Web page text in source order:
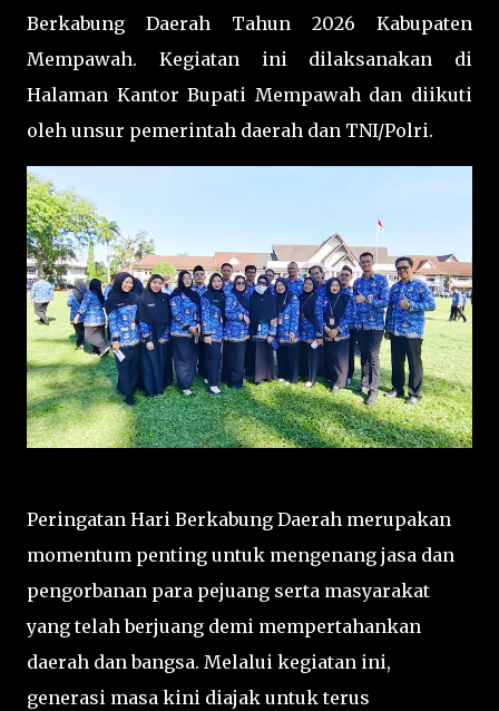
Berkabung Daerah Tahun 2026 Kabupaten
Mempawah. Kegiatan ini dilaksanakan di
Halaman Kantor Bupati Mempawah dan diikuti
oleh unsur pemerintah daerah dan TNI/Polri.
Peringatan Hari Berkabung Daerah merupakan
momentum penting untuk mengenang jasa dan
pengorbanan para pejuang serta masyarakat
yang telah berjuang demi mempertahankan
daerah dan bangsa. Melalui kegiatan ini,
generasi masa kini diajak untuk terus